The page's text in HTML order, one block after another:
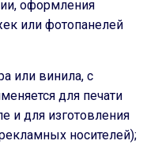
оформления
или фотопанелей
или винила, с
для печати
и для изготовления
носителей);